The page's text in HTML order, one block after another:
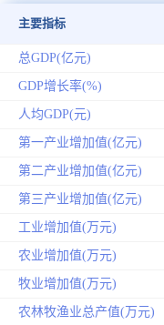
主要指标
总GDP(亿元)
GDP增长率(%)
人均GDP(元)
第一产业增加值(亿元)
第二产业增加值(亿元)
第三产业增加值(亿元)
工业增加值(万元)
农业增加值(万元)
牧业增加值(万元)
农林牧渔业总产值(万元)